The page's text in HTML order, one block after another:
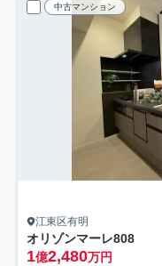
中古マンション
江東区有明
オリゾンマーレ808
1億2,480万円